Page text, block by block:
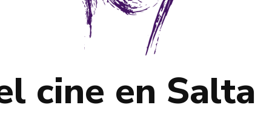
cine en Salta